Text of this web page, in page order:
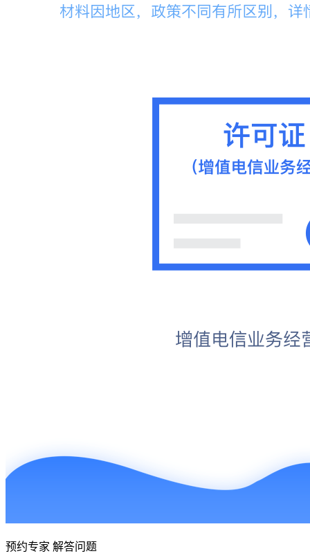
预约专家 解答问题